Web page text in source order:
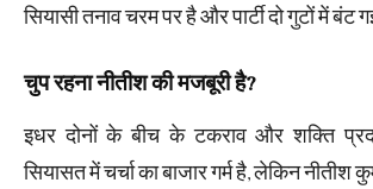
सियासी तनाव चरम पर है और पार्टी दो गुटों में बंट
चुप रहना नीतीश की मजबूरी है?
इधर दोनों के बीच के टकराव और शक्ति
सियासत में चर्चा का बाजार गर्म है, लेकिन नीतीश